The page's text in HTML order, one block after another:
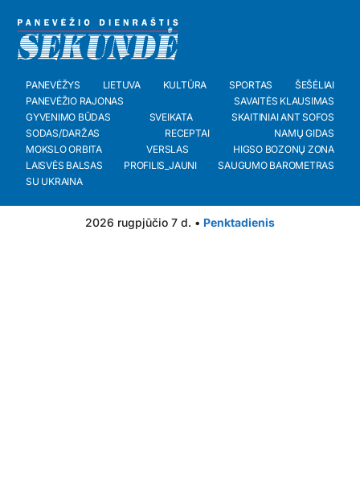
PANEVĖŽYS LIETUVA KULTŪRA SPORTAS
ŠEŠĖLIAI
PANEVĖŽIO RAJONAS
SAVAITĖS KLAUSIMAS
GYVENIMO BŪDAS
SVEIKATA
SKAITINIAI ANT SOFOS
SODAS/DARŽAS
RECEPTAI
NAMŲ GIDAS
MOKSLO ORBITA
VERSLAS
HIGSO BOZONŲ ZONA
LAISVĖS BALSAS
PROFILIS_JAUNI
SAUGUMO BAROMETRAS
SU UKRAINA
2026 rugpjūčio 7 d. • Penktadienis